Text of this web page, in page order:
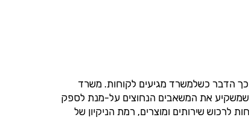
כך הדבר כשלמשרד מגיעים לקוחות. משרד
שמשקיע את המשאבים הנחוצים על-מנת לספק
לרכוש שירותים ומוצרים, רמת הניקיון של